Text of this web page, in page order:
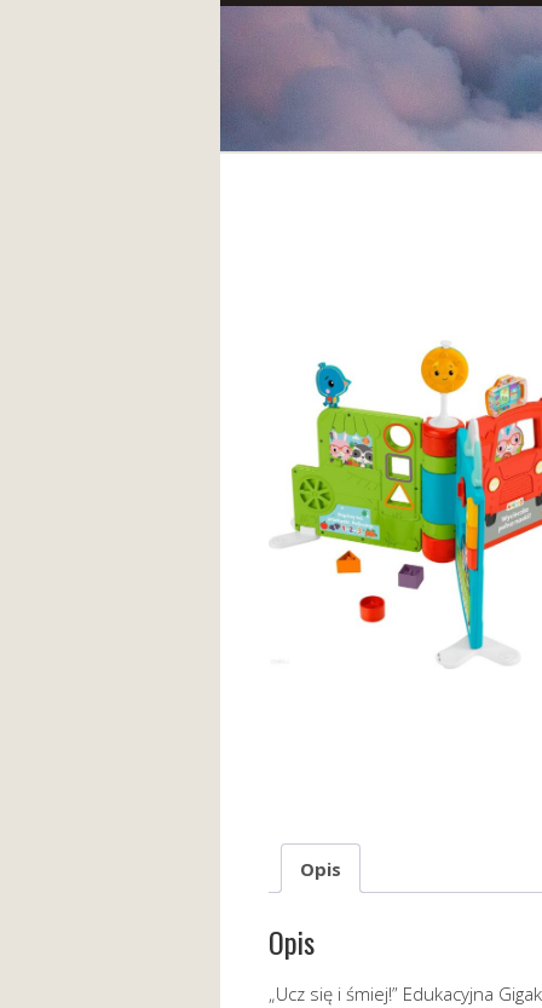
Opis
Opis
„Ucz się i śmiej!” Edukacyjna